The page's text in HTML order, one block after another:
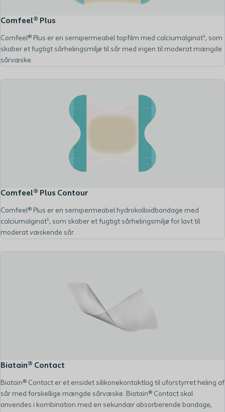
Comfeel® Plus
Comfeel® Plus er en semipermeabel topfilm med calciumalginat¹, som
skaber et fugtigt sårhelingsmiljø til sår med ingen til moderat mængde
sårvæske.
Comfeel® Plus Contour
Comfeel® Plus er en semipermeabel hydrokolloidbandage med
calciumalginat¹, som skaber et fugtigt sårhelingsmiljø for lavt til
moderat væskende sår.
Biatain® Contact
Biatain® Contact er et ensidet silikonekontaktlag til uforstyrret heling af
sår med forskellige mængde sårvæske. Biatain® Contact skal
anvendes i kombination med en sekundær absorberende bandage,